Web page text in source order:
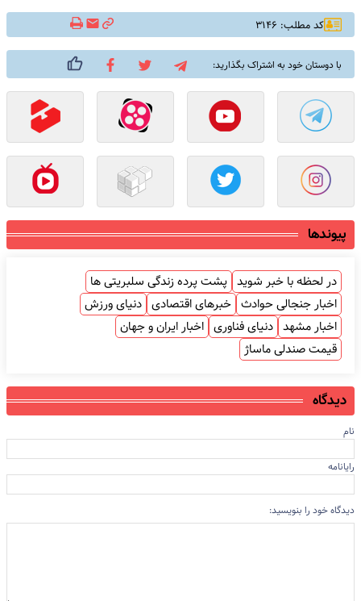
کد مطلب: ۳۱۴۶
با دوستان خود به اشتراک بگذارید:
پیوندها
در لحظه با خبر شوید پشت پرده زندگی سلبریتی ها
اخبار جنجالی حوادث خبرهای اقتصادی دنیای ورزش
اخبار مشهد دنیای فناوری اخبار ایران و جهان
قیمت صندلی ماساژ
دیدگاه
نام
رایانامه
دیدگاه خود را بنویسید: